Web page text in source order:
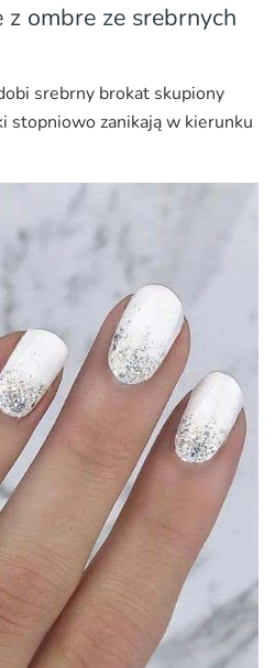
z ombre ze srebrnych
srebrny brokat skupiony
stopniowo zanikają w kierunku